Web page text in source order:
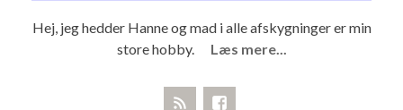
Hej, jeg hedder Hanne og mad i alle afskygninger er min
store hobby. Læs mere...